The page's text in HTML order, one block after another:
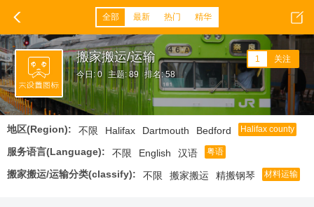
全部 最新 热门 精华
搬家搬运/运输
今日: 0 主题: 89 排名: 58
1 关注
地区(Region): 不限 Halifax Dartmouth Bedford Halifax county
服务语言(Language): 不限 English 汉语 粤语
搬家搬运/运输分类(classify): 不限 搬家搬运 精搬钢琴 材料运输